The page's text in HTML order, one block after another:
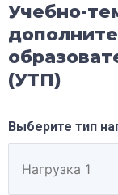
Учебно-
(УТП)
Выберите тип